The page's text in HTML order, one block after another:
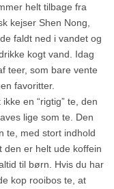
helt tilbage fra
kejser Shen Nong,
faldt ned i vandet og
kogt vand. Idag
teer, som bare vente
favoritter.
en “rigtig” te, den
lige som te. Den
te, med stort indhold
den er helt ude koffein
til børn. Hvis du har
kop rooibos te, at